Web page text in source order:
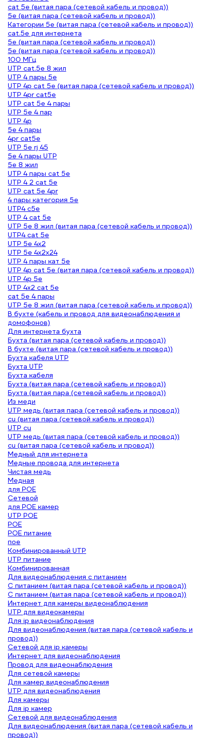
cat 5e (витая пара (сетевой кабель и провод))
5е (витая пара (сетевой кабель и провод))
Категории 5е (витая пара (сетевой кабель и провод))
cat.5e для интернета
5е (витая пара (сетевой кабель и провод))
5e (витая пара (сетевой кабель и провод))
100 МГц
UTP cat.5e 8 жил
UTP 4 пары 5е
UTP 4p cat 5e (витая пара (сетевой кабель и провод))
UTP 4pr cat5e
UTP cat 5e 4 пары
UTP 5e 4 пар
UTP 4p
5е 4 пары
4pr cat5e
UTP 5e rj 45
5e 4 пары UTP
5е 8 жил
UTP 4 пары cat 5е
UTP 4 2 cat 5e
UTP cat 5e 4pr
4 пары категория 5е
UTP4 c5e
UTP 4 cat 5e
UTP 5e 8 жил (витая пара (сетевой кабель и провод))
UTP4 cat 5e
UTP 5e 4х2
UTP 5e 4х2х24
UTP 4 пары кат 5е
UTP 4p cat 5e (витая пара (сетевой кабель и провод))
UTP 4p 5e
UTP 4х2 cat 5e
cat 5e 4 пары
UTP 5e 8 жил (витая пара (сетевой кабель и провод))
В бухте (кабель и провод для видеонаблюдения и
домофонов)
Для интернета бухта
Бухта (витая пара (сетевой кабель и провод))
В бухте (витая пара (сетевой кабель и провод))
Бухта кабеля UTP
Бухта UTP
Бухта кабеля
Бухта (витая пара (сетевой кабель и провод))
Бухта (витая пара (сетевой кабель и провод))
Из меди
UTP медь (витая пара (сетевой кабель и провод))
cu (витая пара (сетевой кабель и провод))
UTP cu
UTP медь (витая пара (сетевой кабель и провод))
cu (витая пара (сетевой кабель и провод))
Медный для интернета
Медные провода для интернета
Чистая медь
Медная
для POE
Cетевой
для POE камер
UTP POE
POE
POE питание
пое
Комбинированный UTP
UTP питание
Комбинированная
Для видеонаблюдения с питанием
С питанием (витая пара (сетевой кабель и провод))
С питанием (витая пара (сетевой кабель и провод))
Интернет для камеры видеонаблюдения
UTP для видеокамеры
Для ip видеонаблюдения
Для видеонаблюдения (витая пара (сетевой кабель и
провод))
Сетевой для ip камеры
Интернет для видеонаблюдения
Провод для видеонаблюдения
Для сетевой камеры
Для камер видеонаблюдения
UTP для видеонаблюдения
Для камеры
Для ip камер
Сетевой для видеонаблюдения
Для видеонаблюдения (витая пара (сетевой кабель и
провод))